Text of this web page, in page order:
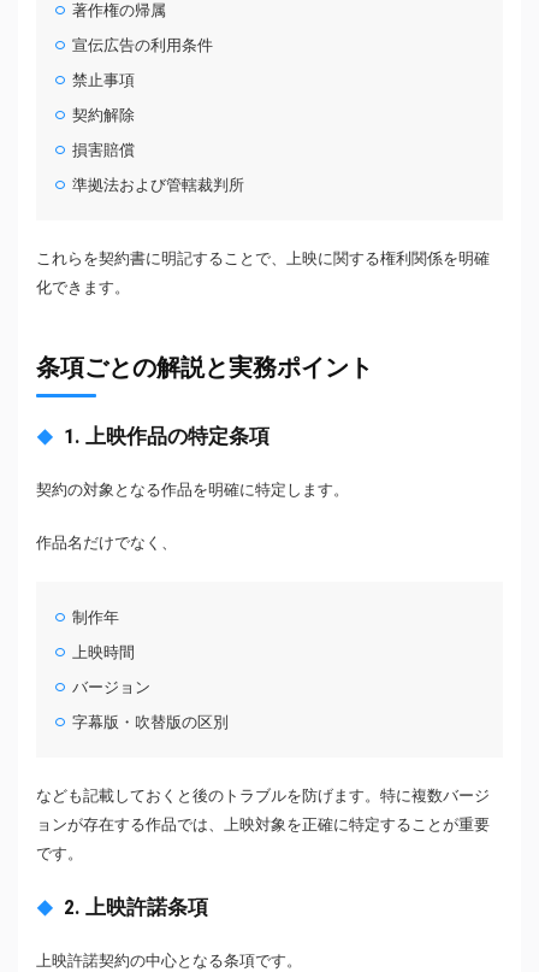
著作権の帰属
宣伝広告の利用条件
禁止事項
契約解除
損害賠償
準拠法および管轄裁判所
これらを契約書に明記することで、上映に関する権利関係を明確
化できます。
条項ごとの解説と実務ポイント
1. 上映作品の特定条項
契約の対象となる作品を明確に特定します。
作品名だけでなく、
制作年
上映時間
バージョン
字幕版・吹替版の区別
なども記載しておくと後のトラブルを防げます。特に複数バージ
ョンが存在する作品では、上映対象を正確に特定することが重要
です。
2. 上映許諾条項
上映許諾契約の中心となる条項です。